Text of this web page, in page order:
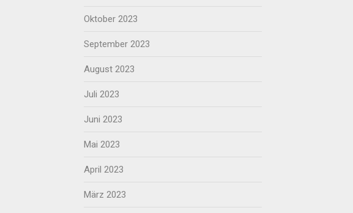
Oktober 2023
September 2023
August 2023
Juli 2023
Juni 2023
Mai 2023
April 2023
März 2023